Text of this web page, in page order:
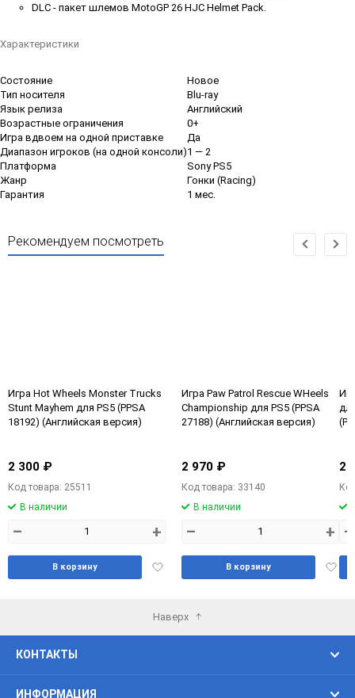
DLC - пакет шлемов MotoGP 26 HJC Helmet Pack.
Характеристики
Состояние
Новое
Тип носителя
Blu-ray
Язык релиза
Английский
Возрастные ограничения
0+
Игра вдвоем на одной приставке
Да
Диапазон игроков (на одной консоли)1 — 2
Платформа
Sony PS5
Жанр
Гонки (Racing)
Гарантия
1 мес.
Рекомендуем посмотреть
Игра Hot Wheels Monster Trucks
Stunt Mayhem для PS5 (PPSA
18192) (Английская версия)
2 300 ₽
Код товара: 25511
В наличии
– +
Добавить
В корзину
Игра Paw Patrol Rescue WHeels
Championship для PS5 (PPSA
27188) (Английская версия)
2 970 ₽
Код товара: 33140
В наличии
– +
В корзину
2
–
Наверх
КОНТАКТЫ
ИНФОРМАЦИЯ